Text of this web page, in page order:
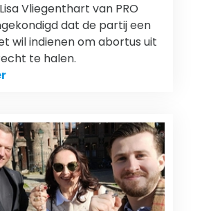
Vliegenthart van PRO
dat de partij een
wil indienen om abortus uit
te halen.